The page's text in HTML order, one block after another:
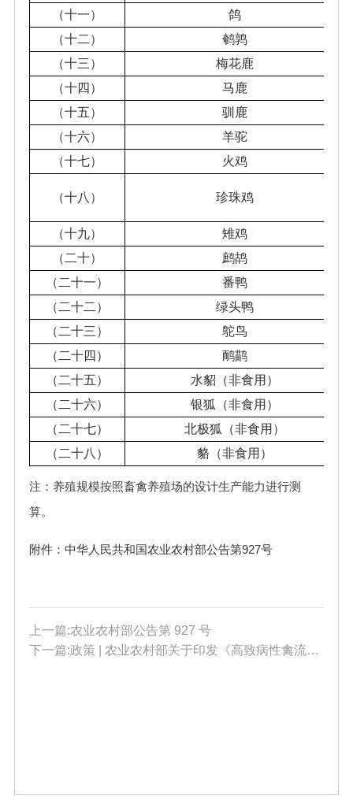
（十一）
鸽
（十二）
鹌鹑
（十三）
梅花鹿
（十四）
马鹿
（十五）
驯鹿
（十六）
羊驼
（十七）
火鸡
（十八） 珍珠鸡
（十九）
雉鸡
（二十）
鹧鸪
（二十一）
番鸭
（二十二）
绿头鸭
（二十三）
鸵鸟
（二十四）
鸸鹋
（二十五）
水貂（非食用）
（二十六）
银狐（非食用）
（二十七）
北极狐（非食用）
（二十八）
貉（非食用）
注：养殖规模按照畜禽养殖场的设计生产能力进行测
算。
附件：中华人民共和国农业农村部公告第927号
上一篇:农业农村部公告第 927 号
下一篇:政策 | 农业农村部关于印发《高致病性禽流感疫情应急实施方案（2025年版）》的通知